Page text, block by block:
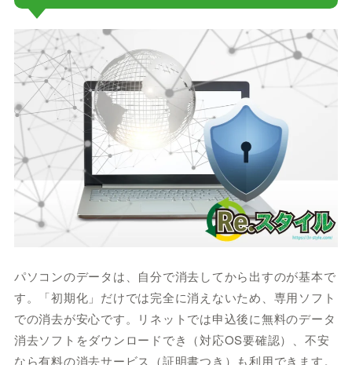
パソコンのデータは、自分で消去してから出すのが基本で
す。「初期化」だけでは完全に消えないため、専用ソフト
での消去が安心です。リネットでは申込後に無料のデータ
消去ソフトをダウンロードでき（対応OS要確認）、不安
なら有料の消去サービス（証明書つき）も利用できます。